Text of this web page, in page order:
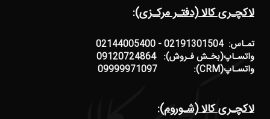
لاکچـری کالا (دفتـر مرکـزی):
تمـاس: 02191301504 - 02144005400
واتسـاپ(بخـش فـروش): 09120724864
واتسـاپ(CRM): 09999971097
لاکچـری کالا (شـوروم):